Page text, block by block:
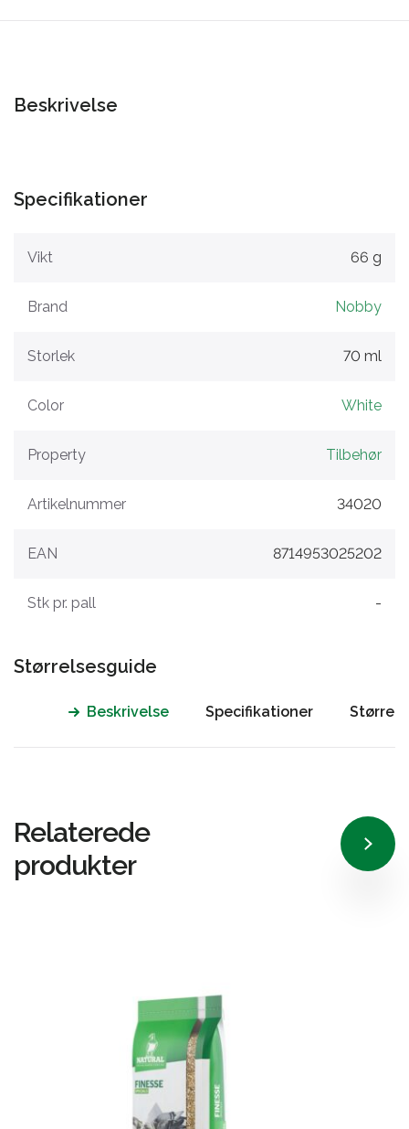
Beskrivelse
Specifikationer
Vikt 66 g
Brand Nobby
Storlek 70 ml
Color White
Property Tilbehør
Artikelnummer 34020
EAN 8714953025202
Stk pr. pall -
Størrelsesguide
Beskrivelse Specifikationer
Relaterede
produkter